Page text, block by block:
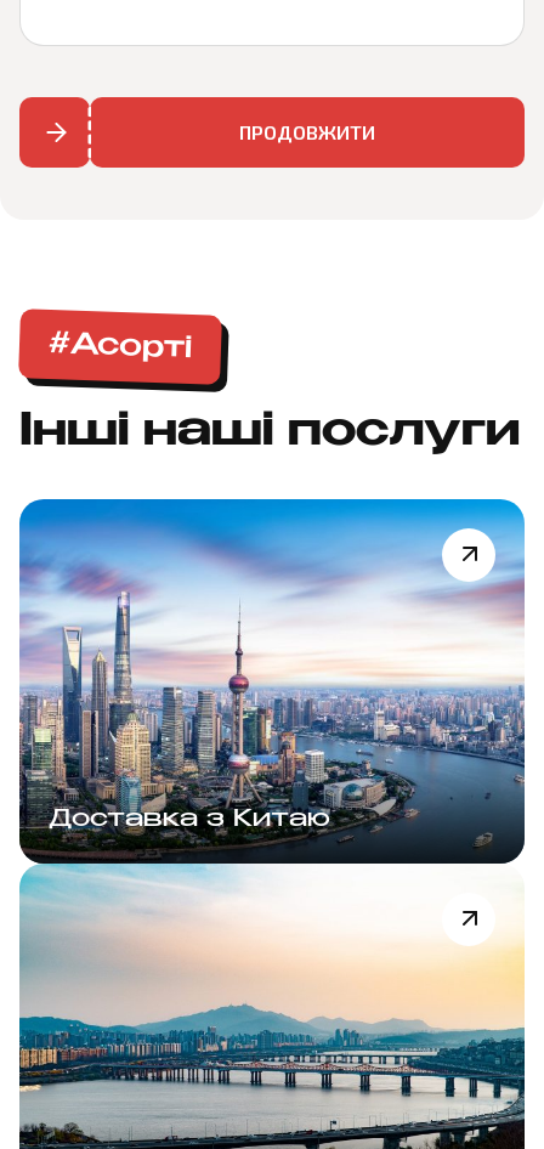
ПРОДОВЖИТИ
Інші наші послуги
#Асорті
Доставка з Китаю